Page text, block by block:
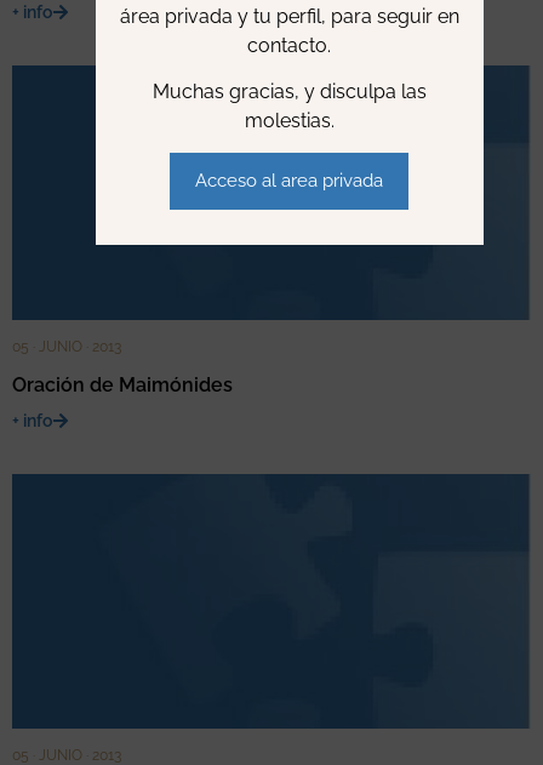
+ info
05 · JUNIO · 2013
Oración de Maimónides
+ info
05 · JUNIO · 2013
área privada y tu perfil, para seguir en
contacto.
Muchas gracias, y disculpa las
molestias.
Acceso al area privada